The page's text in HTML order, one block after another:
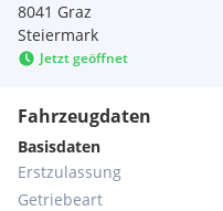
8041 Graz
Steiermark
Jetzt geöffnet
Fahrzeugdaten
Basisdaten
Erstzulassung
Getriebeart